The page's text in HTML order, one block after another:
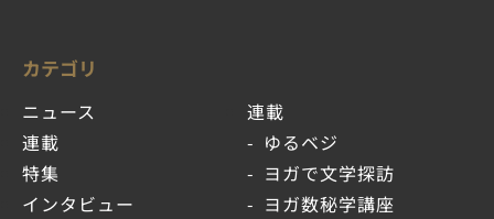
カテゴリ
ニュース
連載
特集
インタビュー
連載
ゆるベジ
ヨガで文学探訪
ヨガ数秘学講座